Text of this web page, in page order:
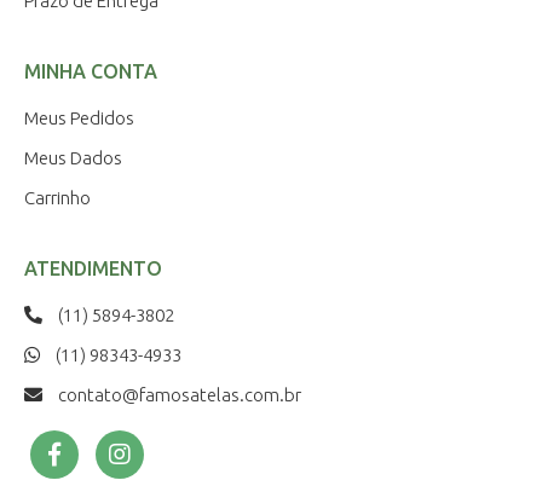
MINHA CONTA
Meus Pedidos
Meus Dados
Carrinho
ATENDIMENTO
(11) 5894-3802
(11) 98343-4933
contato@famosatelas.com.br